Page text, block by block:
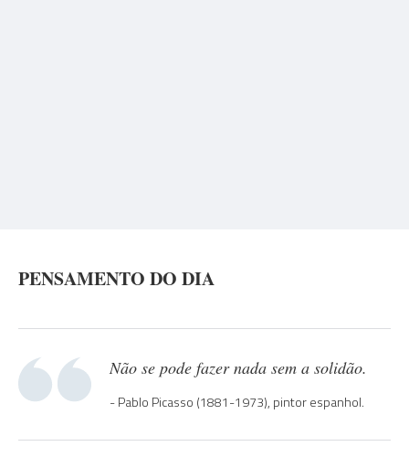
PENSAMENTO DO DIA
Não se pode fazer nada sem a solidão.
Pablo Picasso (1881-1973), pintor espanhol.